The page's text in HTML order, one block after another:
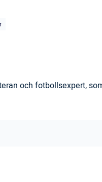
och fotbollsexpert,